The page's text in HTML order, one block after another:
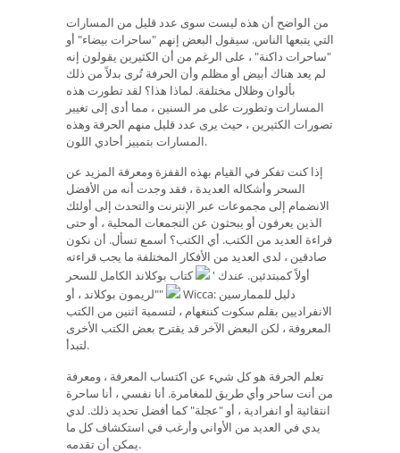
من الواضح أن هذه ليست سوى عدد قليل من المسارات
التي يتبعها الناس. سيقول البعض إنهم "ساحرات بيضاء" أو
"ساحرات داكنة" ، على الرغم من أن الكثيرين يقولون إنه
لم يعد هناك أبيض أو مظلم وأن الحرفة تُرى بدلاً من ذلك
بألوان وظلال مختلفة. لماذا هذا؟ لقد تطورت هذه
المسارات وتطورت على مر السنين ، مما أدى إلى تغيير
تصورات الكثيرين ، حيث يرى عدد قليل منهم الحرفة وهذه
المسارات بتمييز أحادي اللون.
إذا كنت تفكر في القيام بهذه القفزة ومعرفة المزيد عن
السحر وأشكاله العديدة ، فقد وجدت أنه من الأفضل
الانضمام إلى مجموعات عبر الإنترنت والتحدث إلى أولئك
الذين يعرفون أو يبحثون عن التجمعات المحلية ، أو حتى
قراءة العديد من الكتب. أي الكتب؟ أسمع تسأل. أن نكون
صادقين ، لدى العديد من الأفكار المختلفة ما يجب قراءته
أولاً كمبتدئين. عندك '
كتاب بوكلاند الكامل للسحر
"لريمون بوكلاند ، أو"
Wicca: دليل للممارسين
الانفراديين بقلم سكوت كننغهام ، لتسمية اثنين من الكتب
المعروفة ، لكن البعض الآخر قد يقترح بعض الكتب الأخرى
لتبدأ.
تعلم الحرفة هو كل شيء عن اكتساب المعرفة ، ومعرفة
من أنت ساحر وأي طريق للمغامرة. أنا نفسي ، أنا ساحرة
انتقائية أو انفرادية ، أو "عجلة" كما أفضل تحديد ذلك. لدي
يدي في العديد من الأواني وأرغب في استكشاف كل ما
يمكن أن تقدمه.